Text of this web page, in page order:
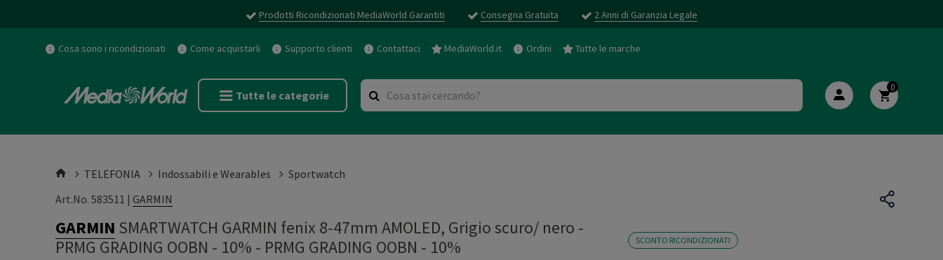
Prodotti Ricondizionati MediaWorld Garantiti Consegna Gratuita 2 Anni di Garanzia Legale
Cosa sono i ricondizionati Come acquistarli Supporto clienti Contattaci MediaWorld.it Ordini Tutte le marche
Tutte le categorie
0
TELEFONIA Indossabili e Wearables
Sportwatch
Art.No. 583511 | GARMIN
GARMIN SMARTWATCH GARMIN fenix 8-47mm AMOLED, Grigio scuro/ nero -
PRMG GRADING OOBN - 10% - PRMG GRADING OOBN - 10% SCONTO RICONDIZIONATI